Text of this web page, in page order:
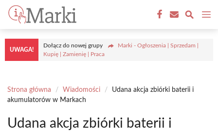
Przejdź
treści
UWAGA!
Dołącz do nowej grupy
Marki - Ogłoszenia | Sprzedam |
Kupię | Zamienię | Praca
Strona główna / Wiadomości /
Udana akcja zbiórki baterii i
akumulatorów w Markach
Udana akcja zbiórki baterii i